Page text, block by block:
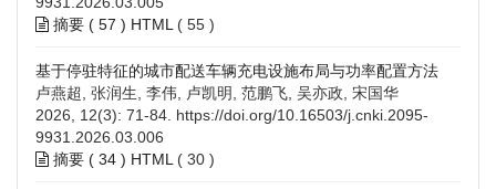
摘要 ( 57 ) HTML ( 55 )
基于停驻特征的城市配送车辆充电设施布局与功率配置方法
卢燕超, 张润生, 李伟, 卢凯明, 范鹏飞, 吴亦政, 宋国华
2026, 12(3): 71-84. https://doi.org/10.16503/j.cnki.2095-
9931.2026.03.006
摘要 ( 34 ) HTML ( 30 )